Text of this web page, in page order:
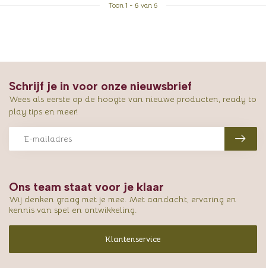
Toon 1 - 6 van 6
Ons team staat voor je klaar
Wij denken graag met je mee. Met aandacht, ervaring en
kennis van spel en ontwikkeling.
Klantenservice
Schrijf je in voor onze nieuwsbrief
Wees als eerste op de hoogte van nieuwe producten, ready to
play tips en meer!